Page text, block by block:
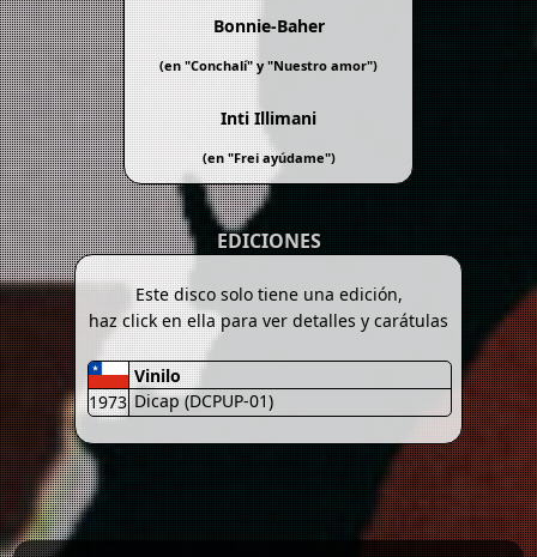
Bonnie-Baher
(en "Conchalí" y "Nuestro amor")
Inti Illimani
(en "Frei ayúdame")
EDICIONES
Este disco solo tiene una edición,
haz click en ella para ver detalles y carátulas
1973
Vinilo
Dicap (DCPUP-01)